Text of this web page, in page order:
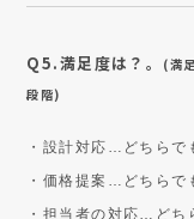
Q5.満足度は？。
(満
段階)
・設計対応…どちらで
・価格提案…どちらで
・担当者の対応…どち